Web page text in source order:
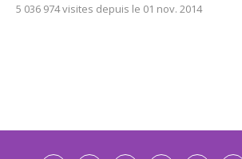
5 036 974 visites depuis le 01 nov. 2014